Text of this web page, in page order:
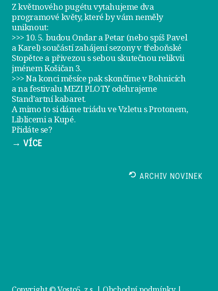
Z květnového pugétu vytahujeme dva
programové květy, které by vám neměly
uniknout:
>>> 10. 5. budou Ondar a Petar (nebo spíš Pavel
a Karel) součástí zahájení sezony vtřeboňské
Stopětce a přivezou s sebou skutečnou relikvii
jménemKošičan 3.
>>> Na konci měsíce pak skončíme v Bohnicích
a na festivaluMEZI PLOTY odehrajeme
Stand’artní kabaret.
A mimo to si dámetriádu ve Vzletu s Protonem,
Liblicemi a Kupé.
Přidáte se?
→ VÍCE
ARCHIV NOVINEK